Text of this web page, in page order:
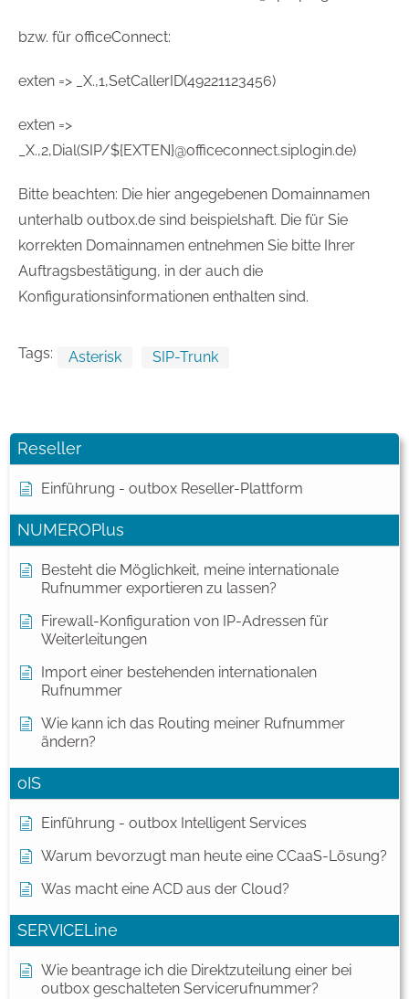
Reseller
Einführung - outbox Reseller-Plattform
NUMEROPlus
Besteht die Möglichkeit, meine internationale
Rufnummer exportieren zu lassen?
Firewall-Konfiguration von IP-Adressen für
Weiterleitungen
Import einer bestehenden internationalen
Rufnummer
Wie kann ich das Routing meiner Rufnummer
ändern?
oIS
Einführung - outbox Intelligent Services
Warum bevorzugt man heute eine CCaaS-Lösung?
Was macht eine ACD aus der Cloud?
SERVICELine
Wie beantrage ich die Direktzuteilung einer bei
outbox geschalteten Servicerufnummer?
bzw. für officeConnect:
exten => _X.,1,SetCallerID(49221123456)
exten =>
_X.,2,Dial(SIP/${EXTEN}@officeconnect.siplogin.de)
Bitte beachten: Die hier angegebenen Domainnamen
unterhalb outbox.de sind beispielshaft. Die für Sie
korrekten Domainnamen entnehmen Sie bitte Ihrer
Auftragsbestätigung, in der auch die
Konfigurationsinformationen enthalten sind.
Tags: Asterisk SIP-Trunk